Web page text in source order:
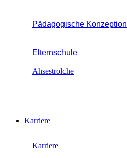
Pädagogische Konzeption
Elternschule
Ahsestrolche
Karriere
Karriere